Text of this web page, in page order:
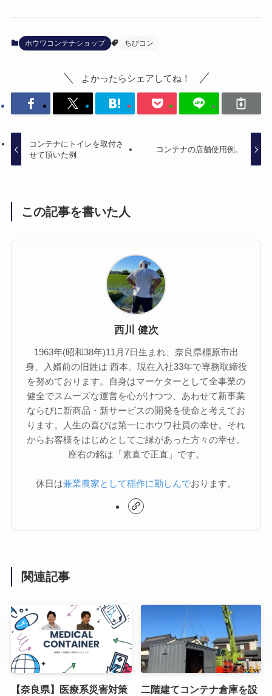
ホウワコンテナショップ ちびコン
よかったらシェアしてね！
コンテナにトイレを取付さ
せて頂いた例
コンテナの店舗使用例。
この記事を書いた人
西川 健次
1963年(昭和38年)11月7日生まれ、奈良県橿原市出
身、入婿前の旧姓は 西本。現在入社33年で専務取締役
を努めております。自身はマーケターとして全事業の
健全でスムーズな運営を心がけつつ、あわせて新事業
ならびに新商品・新サービスの開発を使命と考えてお
ります。人生の喜びは第一にホウワ社員の幸せ。それ
からお客様をはじめとしてご縁があった方々の幸せ。
座右の銘は「素直で正直」です。
休日は兼業農家として稲作に勤しんでおります。
関連記事
【奈良県】医療系災害対策 二階建てコンテナ倉庫を設